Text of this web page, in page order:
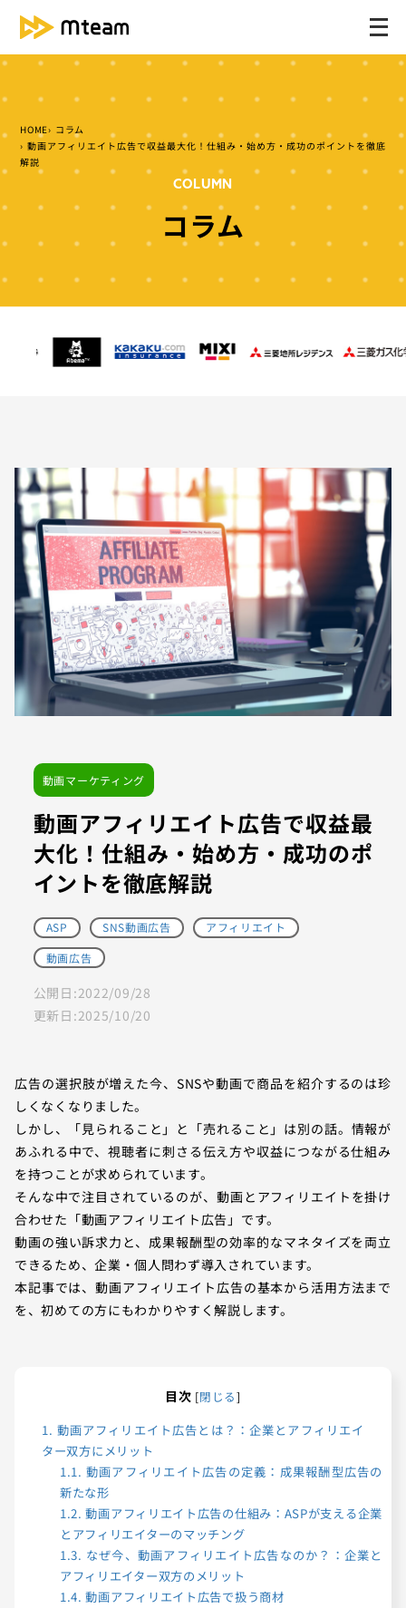
メ
ュ
開
く
HOME コラム
動画アフィリエイト広告で収益最大化！仕組み・始め方・成功のポイントを徹底
解説
COLUMN
コラム
動画マーケティング
動画アフィリエイト広告で収益最
大化！仕組み・始め方・成功のポ
イントを徹底解説
ASP SNS動画広告
アフィリエイト
動画広告
公開日:2022/09/28
更新日:2025/10/20
広告の選択肢が増えた今、SNSや動画で商品を紹介するのは珍
しくなくなりました。
しかし、「見られること」と「売れること」は別の話。情報が
あふれる中で、視聴者に刺さる伝え方や収益につながる仕組み
を持つことが求められています。
そんな中で注目されているのが、動画とアフィリエイトを掛け
合わせた「動画アフィリエイト広告」です。
動画の強い訴求力と、成果報酬型の効率的なマネタイズを両立
できるため、企業・個人問わず導入されています。
本記事では、動画アフィリエイト広告の基本から活用方法まで
を、初めての方にもわかりやすく解説します。
目次 [閉じる]
1. 動画アフィリエイト広告とは？：企業とアフィリエイ
ター双方にメリット
1.1. 動画アフィリエイト広告の定義：成果報酬型広告の
新たな形
1.2. 動画アフィリエイト広告の仕組み：ASPが支える企業
とアフィリエイターのマッチング
1.3. なぜ今、動画アフィリエイト広告なのか？：企業と
アフィリエイター双方のメリット
1.4. 動画アフィリエイト広告で扱う商材